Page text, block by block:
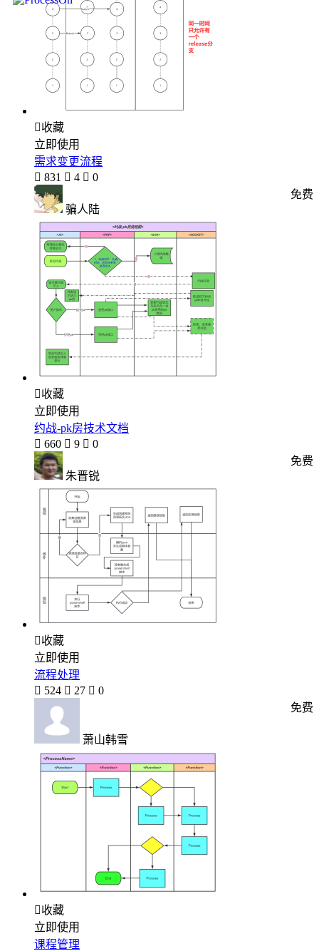
收藏
立即使用
需求变更流程
 831  4  0
骗人陆
免费
收藏
立即使用
约战-pk房技术文档
 660  9  0
朱晋锐
免费
收藏
立即使用
流程处理
 524  27  0
萧山韩雪
免费
收藏
立即使用
课程管理